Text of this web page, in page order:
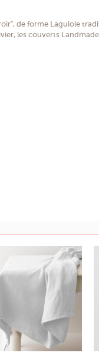
de forme Laguiole
les couverts